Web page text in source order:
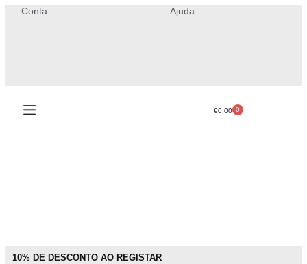
Conta Ajuda
€0.00 0
10% DE DESCONTO AO REGISTAR